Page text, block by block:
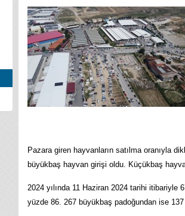
Pazara giren hayvanların satılma oranıyla
büyükbaş hayvan girişi oldu. Küçükbaş
2024 yılında 11 Haziran 2024 tarihi itibariyle
yüzde 86. 267 büyükbaş padoğundan ise